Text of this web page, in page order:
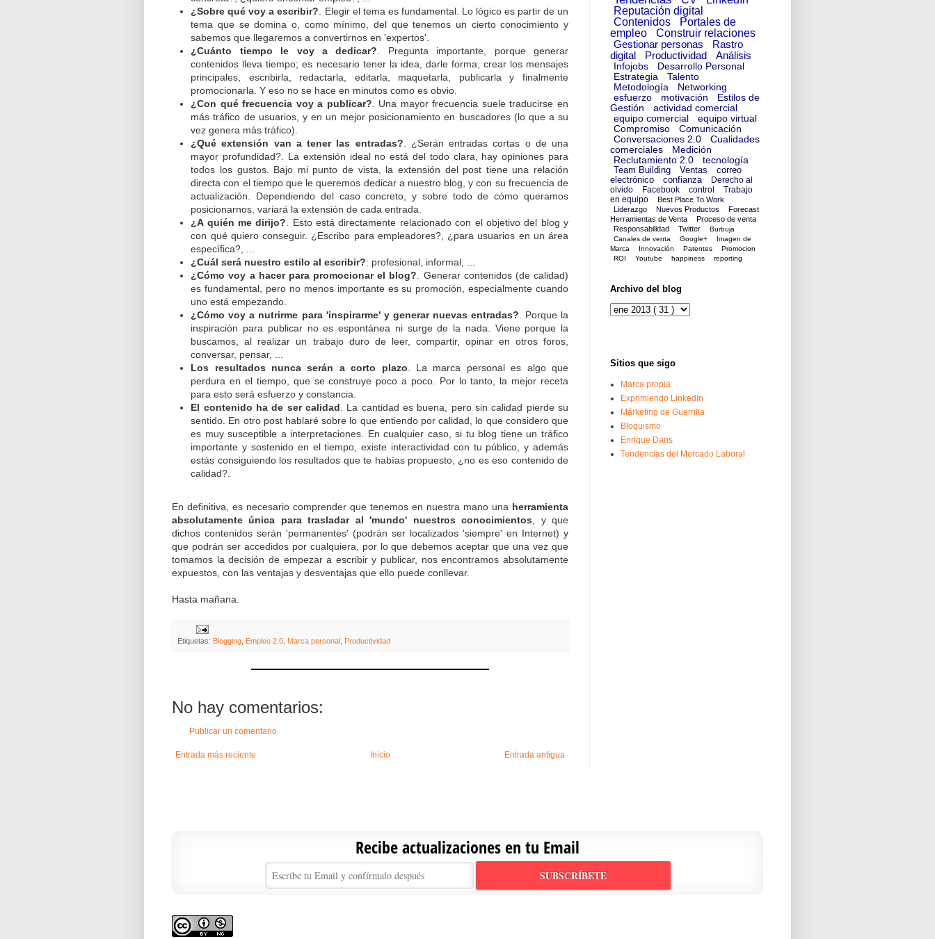
¿Sobre qué voy a escribir?. Elegir el tema es fundamental. Lo lógico es partir de un
tema que se domina o, como mínimo, del que tenemos un cierto conocimiento y
sabemos que llegaremos a convertirnos en 'expertos'.
¿Cuánto tiempo le voy a dedicar?. Pregunta importante, porque generar
contenidos lleva tiempo; es necesario tener la idea, darle forma, crear los mensajes
principales, escribirla, redactarla, editarla, maquetarla, publicarla y finalmente
promocionarla. Y eso no se hace en minutos como es obvio.
¿Con qué frecuencia voy a publicar?. Una mayor frecuencia suele traducirse en
más tráfico de usuarios, y en un mejor posicionamiento en buscadores (lo que a su
vez genera más tráfico).
¿Qué extensión van a tener las entradas?. ¿Serán entradas cortas o de una
mayor profundidad?. La extensión ideal no está del todo clara, hay opiniones para
todos los gustos. Bajo mi punto de vista, la extensión del post tiene una relación
directa con el tiempo que le queremos dedicar a nuestro blog, y con su frecuencia de
actualización. Dependiendo del caso concreto, y sobre todo de cómo queramos
posicionarnos, variará la extensión de cada entrada.
¿A quién me dirijo?. Esto está directamente relacionado con el objetivo del blog y
con qué quiero conseguir. ¿Escribo para empleadores?, ¿para usuarios en un área
específica?, ...
¿Cuál será nuestro estilo al escribir?: profesional, informal, ...
¿Cómo voy a hacer para promocionar el blog?. Generar contenidos (de calidad)
es fundamental, pero no menos importante es su promoción, especialmente cuando
uno está empezando.
¿Cómo voy a nutrirme para 'inspirarme' y generar nuevas entradas?. Porque la
inspiración para publicar no es espontánea ni surge de la nada. Viene porque la
buscamos, al realizar un trabajo duro de leer, compartir, opinar en otros foros,
conversar, pensar, ...
Los resultados nunca serán a corto plazo. La marca personal es algo que
perdura en el tiempo, que se construye poco a poco. Por lo tanto, la mejor receta
para esto será esfuerzo y constancia.
El contenido ha de ser calidad . La cantidad es buena, pero sin calidad pierde su
sentido. En otro post hablaré sobre lo que entiendo por calidad, lo que considero que
es muy susceptible a interpretaciones. En cualquier caso, si tu blog tiene un tráfico
importante y sostenido en el tiempo, existe interactividad con tu público, y además
estás consiguiendo los resultados que te habías propuesto, ¿no es eso contenido de
calidad?.
En definitiva, es necesario comprender que tenemos en nuestra mano una herramienta
absolutamente única para trasladar al 'mundo' nuestros conocimientos , y que
dichos contenidos serán 'permanentes' (podrán ser localizados 'siempre' en Internet) y
que podrán ser accedidos por cualquiera, por lo que debemos aceptar que una vez que
tomamos la decisión de empezar a escribir y publicar, nos encontramos absolutamente
expuestos, con las ventajas y desventajas que ello puede conllevar.
Hasta mañana.
Etiquetas: Blogging Empleo 2.0 Marca personal Productividad
No hay comentarios:
Publicar un comentario
Entrada más reciente Entrada antigua
Inicio
Reputación digital
Contenidos
Portales de
empleo
Construir relaciones
Gestionar personas
Rastro
digital
Productividad Análisis
Infojobs
Desarrollo Personal
Estrategia
Talento
Metodología
Networking
esfuerzo
motivación
Estilos de
Gestión
actividad comercial
equipo comercial
equipo virtual
Compromiso
Comunicación
Conversaciones 2.0
Cualidades
comerciales
Medición
Reclutamiento 2.0
tecnología
Team Building Ventas
correo
electrónico
confianza
Derecho al
olvido
Facebook control
Trabajo
en equipo
Best Place To Work
Liderazgo
Nuevos Productos
Forecast
Herramientas de Venta
Proceso de venta
Responsabilidad
Twitter
Burbuja
Canales de venta
Google+
Imagen de
Marca
Innovación Patentes
Promocion
ROI
Youtube happiness reporting
Archivo del blog
Sitios que sigo
Marca propia
Exprimiendo LinkedIn
Márketing de Guerrilla
Bloguismo
Enrique Dans
Tendencias del Mercado Laboral
Recibe actualizaciones en tu Email